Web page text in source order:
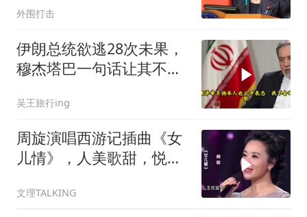
外围打击
伊朗总统欲逃28次未果，
穆杰塔巴一句话让其不敢
吴王旅行ing
周旋演唱西游记插曲《女
儿情》，人美歌甜，悦耳
文理TALKING